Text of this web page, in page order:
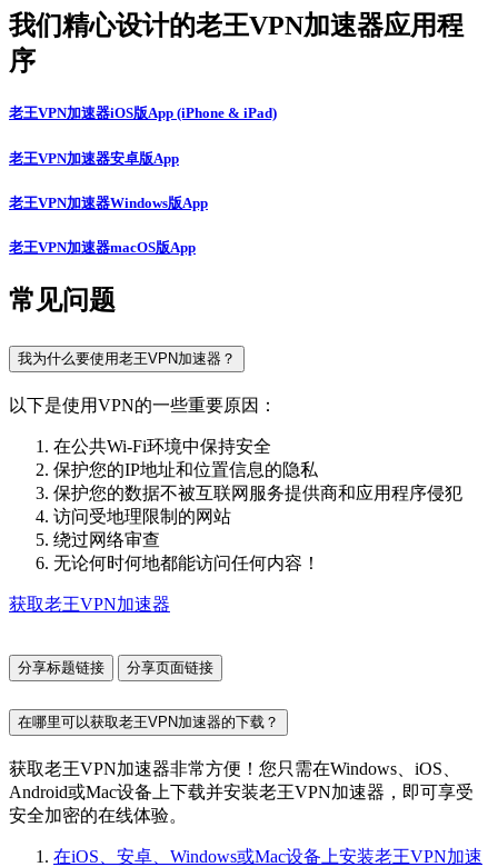
我们精心设计的老王VPN加速器应用程
序
老王VPN加速器iOS版App (iPhone & iPad)
老王VPN加速器安卓版App
老王VPN加速器Windows版App
老王VPN加速器macOS版App
常见问题
我为什么要使用老王VPN加速器？
以下是使用VPN的一些重要原因：
在公共Wi-Fi环境中保持安全
保护您的IP地址和位置信息的隐私
保护您的数据不被互联网服务提供商和应用程序侵犯
访问受地理限制的网站
绕过网络审查
无论何时何地都能访问任何内容！
获取老王VPN加速器
分享标题链接 分享页面链接
在哪里可以获取老王VPN加速器的下载？
获取老王VPN加速器非常方便！您只需在Windows、iOS、
Android或Mac设备上下载并安装老王VPN加速器，即可享受
安全加密的在线体验。
在iOS、安卓、Windows或Mac设备上安装老王VPN加速